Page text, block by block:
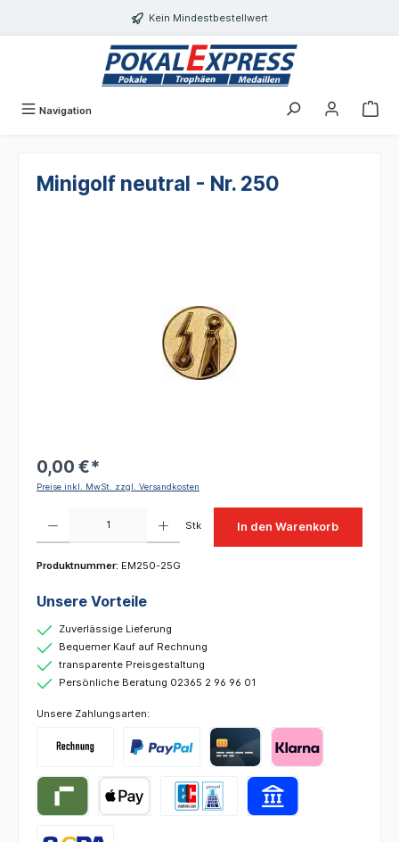
Kein Mindestbestellwert
Navigation
Minigolf neutral - Nr. 250
0,00 €*
Preise inkl. MwSt. zzgl. Versandkosten
Stk In den Warenkorb
Produktnummer: EM250-25G
Unsere Vorteile
Zuverlässige Lieferung
Bequemer Kauf auf Rechnung
transparente Preisgestaltung
Persönliche Beratung 02365 2 96 96 01
Unsere Zahlungsarten: